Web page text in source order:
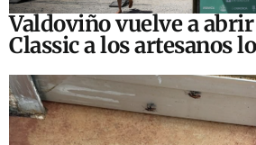
Valdoviño vuelve a
Classic a los artesanos